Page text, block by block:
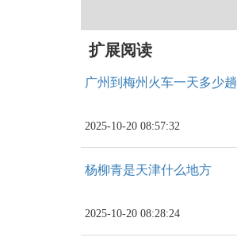
扩展阅读
广州到梅州火车一天多少趟
2025-10-20 08:57:32
杨柳青是天津什么地方
2025-10-20 08:28:24